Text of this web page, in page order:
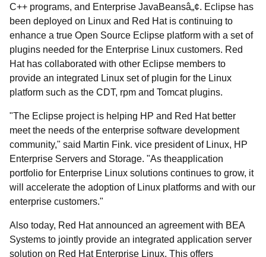
C++ programs, and Enterprise JavaBeansâ„¢. Eclipse has
been deployed on Linux and Red Hat is continuing to
enhance a true Open Source Eclipse platform with a set of
plugins needed for the Enterprise Linux customers. Red
Hat has collaborated with other Eclipse members to
provide an integrated Linux set of plugin for the Linux
platform such as the CDT, rpm and Tomcat plugins.
"The Eclipse project is helping HP and Red Hat better
meet the needs of the enterprise software development
community," said Martin Fink. vice president of Linux, HP
Enterprise Servers and Storage. "As theapplication
portfolio for Enterprise Linux solutions continues to grow, it
will accelerate the adoption of Linux platforms and with our
enterprise customers."
Also today, Red Hat announced an agreement with BEA
Systems to jointly provide an integrated application server
solution on Red Hat Enterprise Linux. This offers